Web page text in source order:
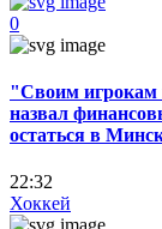
0
"Своим игрокам
назвал
остаться в
22:32
Хоккей